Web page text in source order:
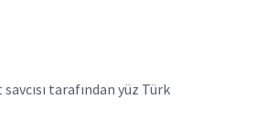
tarafından yüz Türk